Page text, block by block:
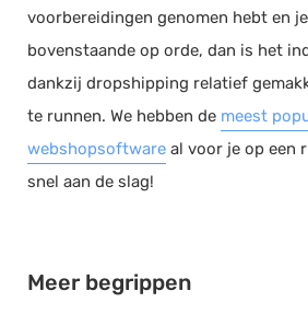
voorbereidingen genomen hebt en
bovenstaande op orde, dan is het
dankzij dropshipping relatief
te runnen. We hebben de meest
webshopsoftware al voor je op een
snel aan de slag!
Meer begrippen